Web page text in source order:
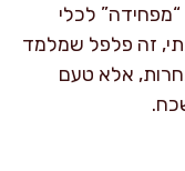
לכלי
זה פלפל שמלמד
אלא טעם